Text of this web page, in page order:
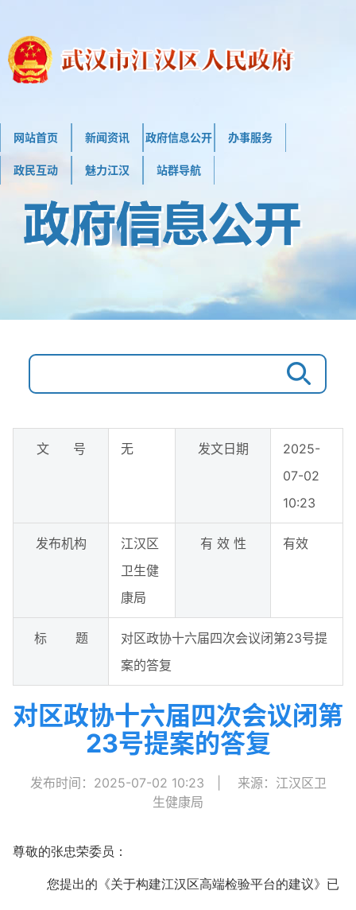
网站首页 新闻资讯 政府信息公开 办事服务
政民互动 魅力江汉 站群导航
文 号 无 发文日期
2025-
07-02
10:23
发布机构
江汉区
卫生健
康局
有 效 性 有效
标 题
对区政协十六届四次会议闭第23号提
案的答复
对区政协十六届四次会议闭第
23号提案的答复
发布时间：2025-07-02 10:23
来源：江汉区卫
生健康局
尊敬的张忠荣委员：
您提出的《关于构建江汉区高端检验平台的建议》已